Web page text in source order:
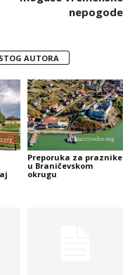
nepogode
AUTORA
Preporuka za praznike
u Braničevskom
okrugu